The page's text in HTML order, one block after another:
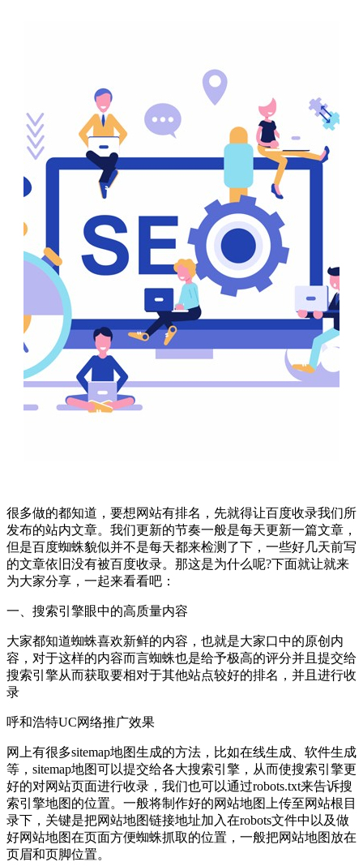
很多做的都知道，要想网站有排名，先就得让百度收录我们所
发布的站内文章。我们更新的节奏一般是每天更新一篇文章，
但是百度蜘蛛貌似并不是每天都来检测了下，一些好几天前写
的文章依旧没有被百度收录。那这是为什么呢?下面就让就来
为大家分享，一起来看看吧：
一、搜索引擎眼中的高质量内容
大家都知道蜘蛛喜欢新鲜的内容，也就是大家口中的原创内
容，对于这样的内容而言蜘蛛也是给予极高的评分并且提交给
搜索引擎从而获取要相对于其他站点较好的排名，并且进行收
录
呼和浩特UC网络推广效果
网上有很多sitemap地图生成的方法，比如在线生成、软件生成
等，sitemap地图可以提交给各大搜索引擎，从而使搜索引擎更
好的对网站页面进行收录，我们也可以通过robots.txt来告诉搜
索引擎地图的位置。一般将制作好的网站地图上传至网站根目
录下，关键是把网站地图链接地址加入在robots文件中以及做
好网站地图在页面方便蜘蛛抓取的位置，一般把网站地图放在
页眉和页脚位置。